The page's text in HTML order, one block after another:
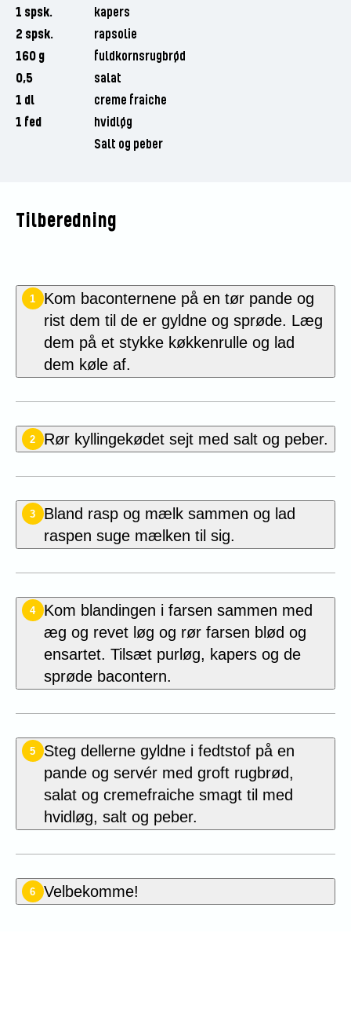
1 spsk.
kapers
2 spsk.
rapsolie
160 g
fuldkornsrugbrød
0,5
salat
1 dl
creme fraiche
1 fed
hvidløg
Salt og peber
Tilberedning
1 Kom baconternenepå en tør pande og
rist dem til de er gyldne og sprøde. Læg
dem på et stykke køkkenrulle og lad
dem køle af.
2 Rør kyllingekødet sejt med salt og peber.
3
Bland rasp og mælk sammen og lad
raspen suge mælken til sig.
4
Kom blandingen i farsen sammen med
æg og revet løg og rør farsen blød og
ensartet. Tilsæt purløg, kapers og de
sprøde bacontern.
5
Steg dellerne gyldne i fedtstof på en
pande og servér med groft rugbrød,
salat og cremefraiche smagt til med
hvidløg, salt og peber.
6 Velbekomme!